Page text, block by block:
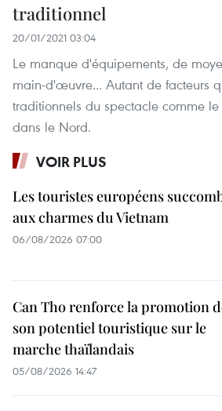
traditionnel
20/01/2021 03:04
Le manque d'équipements, de
main-d'œuvre... Autant de facteurs
traditionnels du spectacle comme
dans le Nord.
VOIR PLUS
Les touristes européens
aux charmes du Vietnam
06/08/2026 07:00
Can Tho renforce la promotion
son potentiel touristique sur le
marche thaïlandais
05/08/2026 14:47